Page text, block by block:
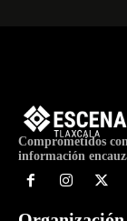
Comprometidos
información